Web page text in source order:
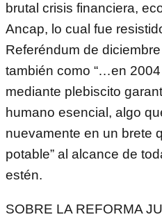
brutal crisis financiera,
Ancap, lo cual fue
Referéndum de
también como “…en
mediante plebiscito
humano esencial, algo
nuevamente en un brete
potable” al alcance de
estén.
SOBRE LA REFORMA